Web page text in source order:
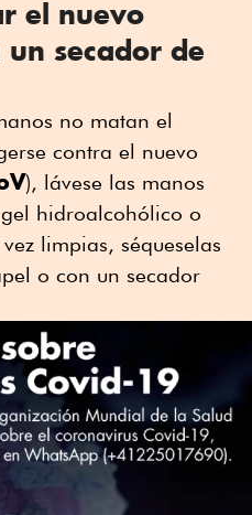
el nuevo
secador de
no matan el
contra el nuevo
), lávese las manos
hidroalcohólico o
limpias, séqueselas
o con un secador